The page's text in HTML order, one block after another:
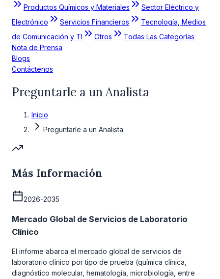
Productos Químicos y Materiales
Sector Eléctrico y
Electrónico
Servicios Financieros
Tecnología, Medios
de Comunicación y TI
Otros
Todas Las Categorías
Nota de Prensa
Blogs
Contáctenos
Preguntarle a un Analista
Inicio
Preguntarle a un Analista
Más Información
2026-2035
Mercado Global de Servicios de Laboratorio
Clínico
El informe abarca el mercado global de servicios de
laboratorio clínico por tipo de prueba (química clínica,
diagnóstico molecular, hematología, microbiología, entre